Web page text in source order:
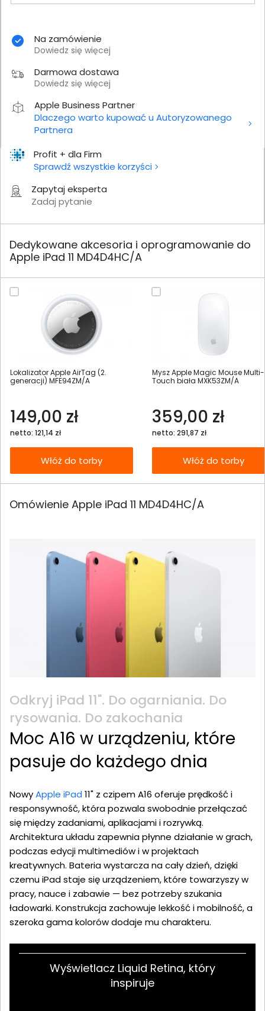
Profit + dla Firm
Sprawdź wszystkie korzyści
Zapytaj eksperta
Zadaj pytanie
Na zamówienie
Dowiedz się więcej
Darmowa dostawa
Dowiedz się więcej
Apple Business Partner
Dlaczego warto kupować u Autoryzowanego
Partnera
Dedykowane akcesoria i oprogramowanie do
Apple iPad 11 MD4D4HC/A
Lokalizator Apple AirTag (2.
generacji) MFE94ZM/A
149,00 zł
netto: 121,14 zł
Włóż do torby
Mysz Apple Magic Mouse Multi-
Touch biała MXK53ZM/A
359,00 zł
netto: 291,87 zł
Włóż do torby
Omówienie Apple iPad 11 MD4D4HC/A
Odkryj iPad 11". Do ogarniania. Do
rysowania. Do zakochania
Moc A16 w urządzeniu, które
pasuje do każdego dnia
NowyApple iPad 11" z czipem A16 oferuje prędkość i
responsywność, która pozwala swobodnie przełączać
się między zadaniami, aplikacjami i rozrywką.
Architektura układu zapewnia płynne działanie w grach,
podczas edycji multimediów i w projektach
kreatywnych. Bateria wystarcza na cały dzień, dzięki
czemu iPad staje się urządzeniem, które towarzyszy w
pracy, nauce i zabawie — bez potrzeby szukania
ładowarki. Konstrukcja zachowuje lekkość i mobilność, a
szeroka gama kolorów dodaje mu charakteru.
Wyświetlacz Liquid Retina, który
inspiruje